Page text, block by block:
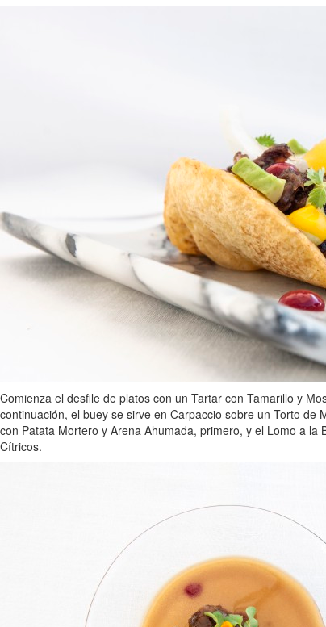
Comienza el desfile de platos con un Tartar con Tamarillo y
continuación, el buey se sirve en Carpaccio sobre un Torto de
con Patata Mortero y Arena Ahumada, primero, y el Lomo a
Cítricos.